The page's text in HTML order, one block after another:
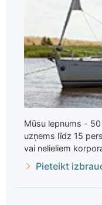
Mūsu lepnums -
uzņems līdz 15
vai nelieliem
Pieteikt